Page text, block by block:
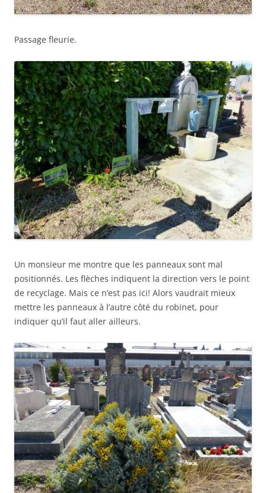
Passage fleurie.
Un monsieur me montre que les panneaux sont mal
positionnés. Les flèches indiquent la direction vers le point
de recyclage. Mais ce n’est pas ici! Alors vaudrait mieux
mettre les panneaux à l’autre côté du robinet, pour
indiquer qu’il faut aller ailleurs.